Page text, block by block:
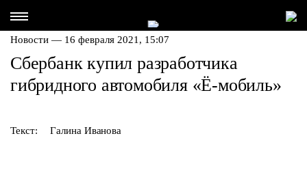
Новости — 16 февраля 2021, 15:07
Сбербанк купил разработчика
гибридного автомобиля «Ё-мобиль»
Текст: Галина Иванова